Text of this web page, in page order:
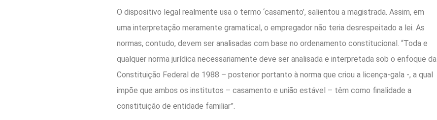
O dispositivo legal realmente usa o termo ‘casamento’, salientou a magistrada. Assim, em
uma interpretação meramente gramatical, o empregador não teria desrespeitado a lei. As
normas, contudo, devem ser analisadas com base no ordenamento constitucional. “Toda e
qualquer norma jurídica necessariamente deve ser analisada e interpretada sob o enfoque da
Constituição Federal de 1988 – posterior portanto à norma que criou a licença-gala -, a qual
impõe que ambos os institutos – casamento e união estável – têm como finalidade a
constituição de entidade familiar”.